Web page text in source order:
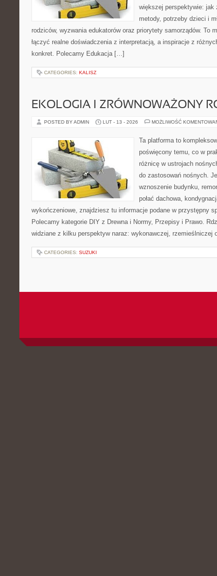
większej perspektywie: jak
metody, potrzeby dzieci i
rodziców, wyzwania edukatorów oraz priorytety samorządów. To
łączyć realne doświadczenia z interpretacją, a inspiracje z
konkret. Polecamy Edukacja […]
CATEGORIES: KALISZ
EKOLOGIA I ZRÓWNOWAŻONY
POSTED BY ADMIN LUT - 13 - 2026 MOŻLIWOŚĆ
Ta platforma to
poświęcony temu, co w
różnicę w ustrojach
do zastosowań nośnych.
wznoszenie budynku,
połać dachowa,
wykończeniowe, znajdziesz tu informacje podane w przystępny
Polecamy kategorie DIY z Drewna i Normy, Przepisy i Prawo.
widziane z kilku perspektyw naraz: wykonawczej, rzemieślniczej
CATEGORIES: SUZUKI